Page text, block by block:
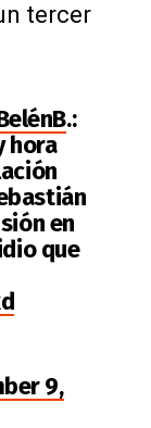
tercer
.:
hora
en
que
9,